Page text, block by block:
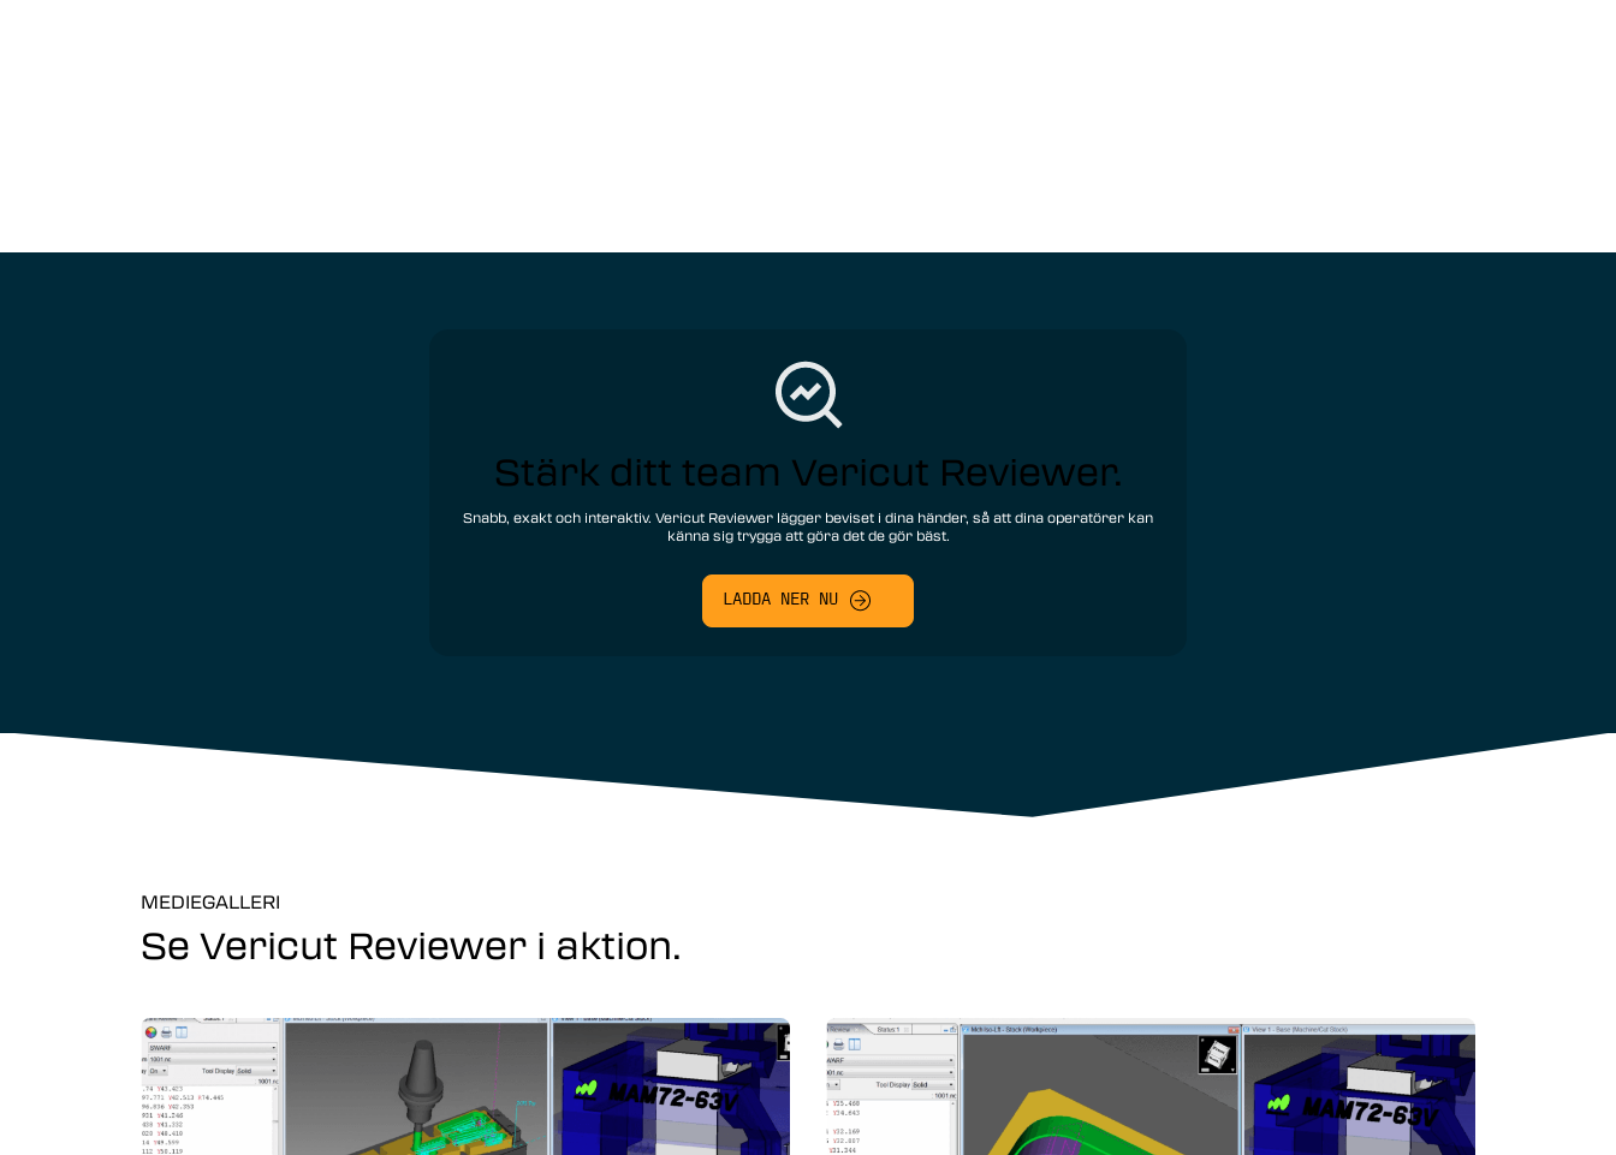
Stärk ditt team Vericut Reviewer.
Snabb, exakt och interaktiv. Vericut Reviewer lägger beviset i dina händer, så att dina operatörer kan
känna sig trygga att göra det de gör bäst.
LADDA NER NU
MEDIEGALLERI
Se Vericut Reviewer i aktion.